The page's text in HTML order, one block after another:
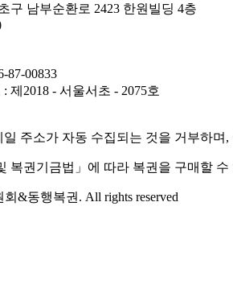
구 남부순환로 2423 한원빌딩 4층
87-00833
제2018 - 서울서초 - 2075호
주소가 자동 수집되는 것을 거부하며,
복권기금법」에 따라 복권을 구매할 수
&동행복권. All rights reserved